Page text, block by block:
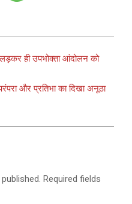
लड़कर ही उपभोक्ता आंदोलन को
और प्रतिभा का दिखा अनूठा
Required fields